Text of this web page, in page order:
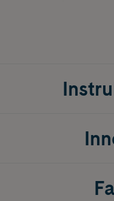
hög kvalitet och ingår i